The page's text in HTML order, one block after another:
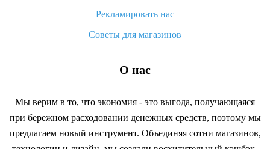
Рекламировать нас
Советы для магазинов
О нас
Мы верим в то, что экономия - это выгода, получающаяся
при бережном расходовании денежных средств, поэтому мы
предлагаем новый инструмент. Объединяя сотни магазинов,